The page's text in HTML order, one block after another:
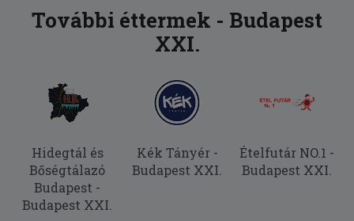
étel.
2025-11-10 - Krisztián:
másfél óra volt a szállítás, az adag
rendben van, viszont a tészta egyik fele
konkrétan jéghideg, mintha a
fele pedig langyos meleg. Elvileg
paradicsomos tésztát kértem, de nem
sok arra hasonlító íze van. Jelöltem,
hogy nagy címlettel fizetek, ehhez
További éttermek - Budapest
XXI.
Hidegtál és
Bőségtálazó
Budapest -
Budapest XXI.
Kék Tányér -
Budapest XXI.
Ételfutár NO.1 -
Budapest XXI.